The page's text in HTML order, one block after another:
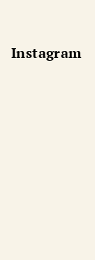
Instagram